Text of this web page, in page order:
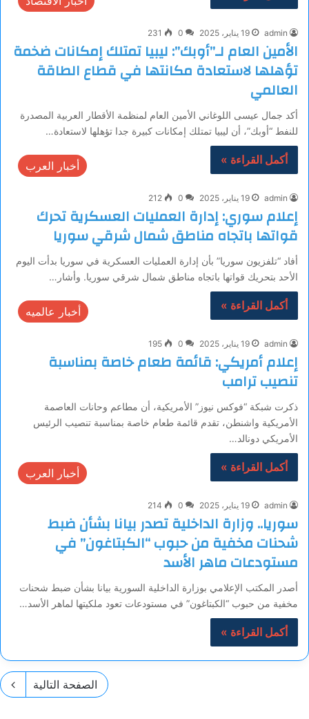
admin 19 يناير، 2025 0
231
الأمين العام لـ”أوبك”: ليبيا تمتلك إمكانات ضخمة
تؤهلها لاستعادة مكانتها في قطاع الطاقة
العالمي
أكد جمال عيسى اللوغاني الأمين العام لمنظمة الأقطار العربية المصدرة
للنفط “أوبك”، أن ليبيا تمتلك إمكانات كبيرة جدا تؤهلها لاستعادة…
أكمل القراءة » أخبار العرب
admin 19 يناير، 2025 0
212
إعلام سوري: إدارة العمليات العسكرية تحرك
قواتها باتجاه مناطق شمال شرقي سوريا
أفاد “تلفزيون سوريا” بأن إدارة العمليات العسكرية في سوريا بدأت اليوم
الأحد بتحريك قواتها باتجاه مناطق شمال شرقي سوريا. وأشار…
أكمل القراءة » أخبار عالميه
admin 19 يناير، 2025 0
195
إعلام أمريكي: قائمة طعام خاصة بمناسبة
تنصيب ترامب
ذكرت شبكة “فوكس نيوز” الأمريكية، أن مطاعم وحانات العاصمة
الأمريكية واشنطن، تقدم قائمة طعام خاصة بمناسبة تنصيب الرئيس
الأمريكي دونالد…
أكمل القراءة » أخبار العرب
admin 19 يناير، 2025 0
214
سوريا.. وزارة الداخلية تصدر بيانا بشأن ضبط
شحنات مخفية من حبوب “الكبتاغون” في
مستودعات ماهر الأسد
أصدر المكتب الإعلامي بوزارة الداخلية السورية بيانا بشأن ضبط شحنات
مخفية من حبوب “الكبتاغون” في مستودعات تعود ملكيتها لماهر الأسد…
أكمل القراءة »
الصفحة التالية